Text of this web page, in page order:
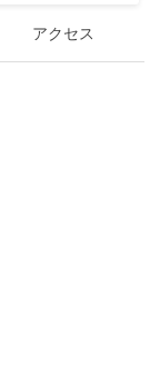
アクセス